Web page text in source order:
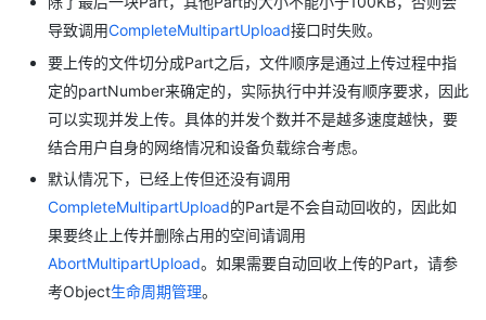
导致调用CompleteMultipartUpload接口时失败。
要上传的文件切分成Part之后，文件顺序是通过上传过程中指
定的partNumber来确定的，实际执行中并没有顺序要求，因此
可以实现并发上传。具体的并发个数并不是越多速度越快，要
结合用户自身的网络情况和设备负载综合考虑。
默认情况下，已经上传但还没有调用
CompleteMultipartUpload的Part是不会自动回收的，因此如
果要终止上传并删除占用的空间请调用
AbortMultipartUpload。如果需要自动回收上传的Part，请参
考Object生命周期管理。